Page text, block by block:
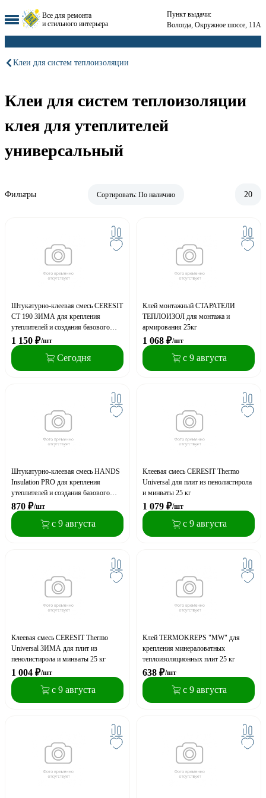
Все для ремонта
и стильного интерьера
Пункт выдачи:
Вологда, Окружное шоссе, 11А
Клеи для систем теплоизоляции
Клеи для систем теплоизоляции
клея для утеплителей
универсальный
Фильтры Сортировать: По наличию 20
Штукатурно-клеевая смесь CERESIT
СТ 190 ЗИМА для крепления
утеплителей и создания базового
слоя 25 кг
1 150 ₽/шт
Сегодня
Клей монтажный СТАРАТЕЛИ
ТЕПЛОИЗОЛ для монтажа и
армирования 25кг
1 068 ₽/шт
с 9 августа
Штукатурно-клеевая смесь HANDS
Insulation PRO для крепления
утеплителей и создания базового
слоя 25 кг
870 ₽/шт
с 9 августа
Клеевая смесь CERESIT Thermo
Universal для плит из пенолистирола
и минваты 25 кг
1 079 ₽/шт
с 9 августа
Клеевая смесь CERESIT Thermo
Universal ЗИМА для плит из
пенолистирола и минваты 25 кг
1 004 ₽/шт
с 9 августа
Клей TERMOKREPS "MW" для
крепления минераловатных
теплоизоляционных плит 25 кг
638 ₽/шт
с 9 августа